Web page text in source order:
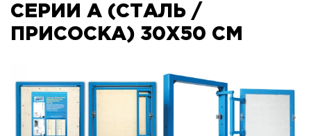
СЕРИИ A (СТАЛЬ /
ПРИСОСКА) 30X50 СМ